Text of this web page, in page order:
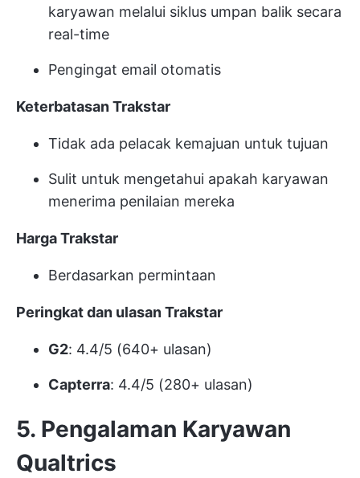
karyawan melalui siklus umpan balik secara
real-time
Pengingat email otomatis
Keterbatasan Trakstar
Tidak ada pelacak kemajuan untuk tujuan
Sulit untuk mengetahui apakah karyawan
menerima penilaian mereka
Harga Trakstar
Berdasarkan permintaan
Peringkat dan ulasan Trakstar
G2: 4.4/5 (640+ ulasan)
Capterra: 4.4/5 (280+ ulasan)
5. Pengalaman Karyawan
Qualtrics